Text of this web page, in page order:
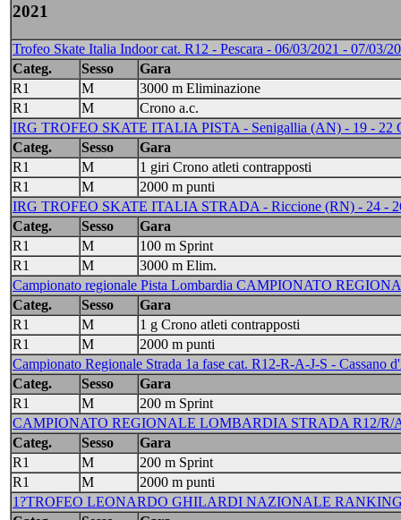
2021
Trofeo Skate Italia Indoor cat. R12 - Pescara - 06/03/2021 - 07/03/
Categ.
Sesso
Gara
R1
M
3000 m Eliminazione
R1
M
Crono a.c.
IRG TROFEO SKATE ITALIA PISTA - Senigallia (AN) - 19 - 22
Categ.
Sesso
Gara
R1
M
1 giri Crono atleti contrapposti
R1
M
2000 m punti
IRG TROFEO SKATE ITALIA STRADA - Riccione (RN) - 24 -
Categ.
Sesso
Gara
R1
M
100 m Sprint
R1
M
3000 m Elim.
Campionato regionale Pista Lombardia CAMPIONATO
Categ.
Sesso
Gara
R1
M
1 g Crono atleti contrapposti
R1
M
2000 m punti
Campionato Regionale Strada 1a fase cat. R12-R-A-J-S - Cassano
Categ.
Sesso
Gara
R1
M
200 m Sprint
CAMPIONATO REGIONALE LOMBARDIA STRADA R12/R/
Categ.
Sesso
Gara
R1
M
200 m Sprint
R1
M
2000 m punti
1?TROFEO LEONARDO GHILARDI NAZIONALE